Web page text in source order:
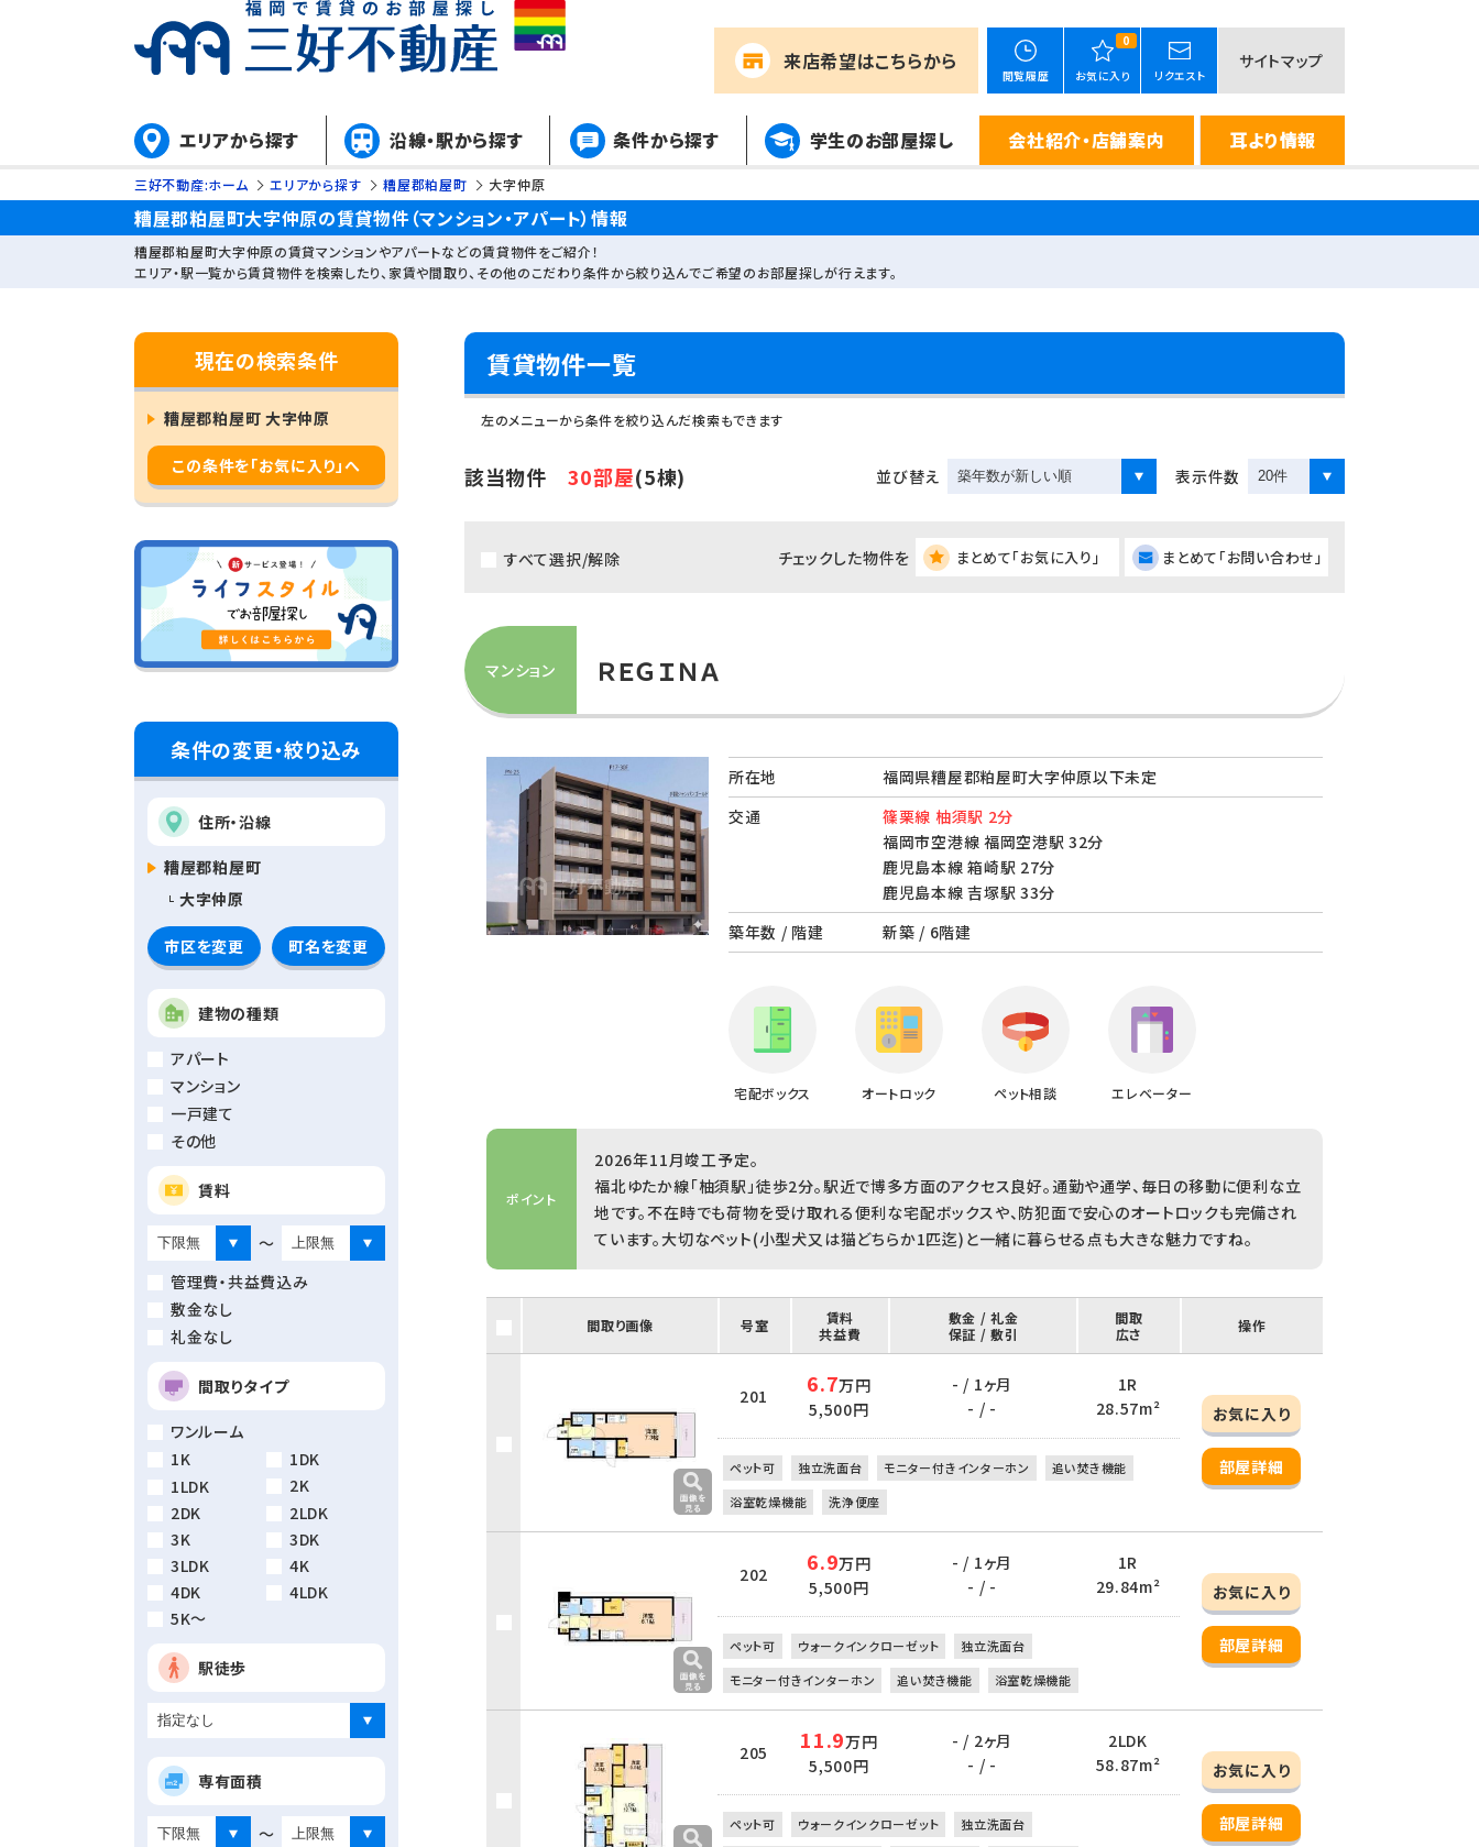
来店希望はこちらから
閲覧履歴
0
お気に入り リクエスト
サイトマップ
エリアから探す 沿線・駅から探す 条件から探す 学生のお部屋探し 会社紹介・店舗案内 耳より情報
三好不動産:ホーム エリアから探す 糟屋郡粕屋町 大字仲原
糟屋郡粕屋町大字仲原の賃貸物件（マンション・アパート）情報
糟屋郡粕屋町大字仲原の賃貸マンションやアパートなどの賃貸物件をご紹介！
エリア・駅一覧から賃貸物件を検索したり、家賃や間取り、その他のこだわり条件から絞り込んでご希望のお部屋探しが行えます。
現在の検索条件
糟屋郡粕屋町 大字仲原
この条件を「お気に入り」へ
条件の変更・絞り込み
住所・沿線
糟屋郡粕屋町
大字仲原
市区を変更 町名を変更
建物の種類
アパート
マンション
一戸建て
その他
賃料
～
管理費・共益費込み
敷金なし
礼金なし
間取りタイプ
ワンルーム
1K
1DK
1LDK
2K
2DK
2LDK
3K
3DK
3LDK
4K
4DK
4LDK
5K～
駅徒歩
専有面積
～
賃貸物件一覧
左のメニューから条件を絞り込んだ検索もできます
該当物件 30部屋(5棟) 並び替え 表示件数
すべて選択/解除 チェックした物件を まとめて「お気に入り」 まとめて「お問い合わせ」
マンション ＲＥＧＩＮＡ
所在地
福岡県糟屋郡粕屋町大字仲原以下未定
交通
篠栗線 柚須駅 2分
福岡市空港線 福岡空港駅 32分
鹿児島本線 箱崎駅 27分
鹿児島本線 吉塚駅 33分
築年数 / 階建
新築 / 6階建
宅配ボックス オートロック ペット相談 エレベーター
ポイント
2026年11月竣工予定。
福北ゆたか線「柚須駅」徒歩2分。駅近で博多方面のアクセス良好。通勤や通学、毎日の移動に便利な立
地です。不在時でも荷物を受け取れる便利な宅配ボックスや、防犯面で安心のオートロックも完備され
ています。大切なペット(小型犬又は猫どちらか1匹迄)と一緒に暮らせる点も大きな魅力ですね。
間取り画像 号室
賃料
共益費
敷金 / 礼金
保証 / 敷引
間取
広さ
操作
201 6.7万円
5,500円
- / 1ヶ月
- / -
1R
28.57m²
お気に入り
部屋詳細
ペット可 独立洗面台 モニター付きインターホン
追い焚き機能
浴室乾燥機能
洗浄便座
202 6.9万円
5,500円
- / 1ヶ月
- / -
1R
29.84m²
お気に入り
部屋詳細
ペット可 ウォークインクローゼット
独立洗面台
モニター付きインターホン
追い焚き機能 浴室乾燥機能
205 11.9万円
5,500円
- / 2ヶ月
- / -
2LDK
58.87m²
お気に入り
部屋詳細
ペット可 ウォークインクローゼット
独立洗面台